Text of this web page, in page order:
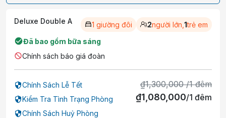
Deluxe Double A 1 giường đôi 2người lớn, 1trẻ em
Đã bao gồm bữa sáng
Chính sách báo giá đoàn
Chính Sách Lễ Tết
Kiểm Tra Tình Trạng Phòng
Chính Sách Huỷ Phòng
₫1,300,000 /1 đêm
₫1,080,000/1 đêm